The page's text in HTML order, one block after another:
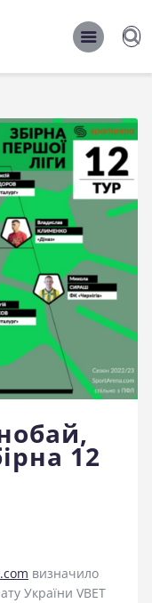
ЕПІЦЕНТР
12
визначило
України VBET